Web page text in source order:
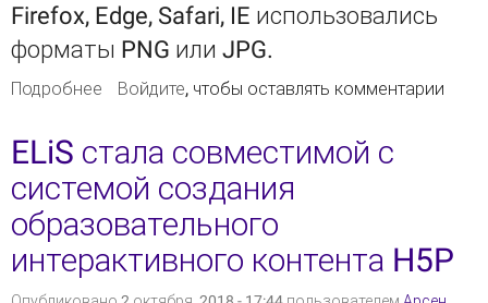
Firefox, Edge, Safari, IE использовались
форматы PNG или JPG.
Подробнее о Основным форматом отрендеренной
Войдите, чтобы оставлять комментарии
ELiS стала совместимой с
системой создания
образовательного
интерактивного контента H5P